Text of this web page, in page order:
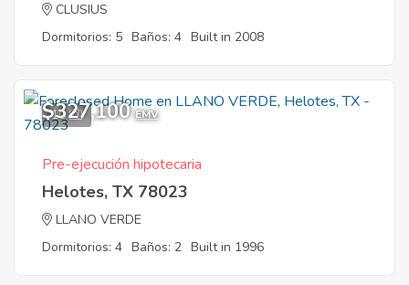
CLUSIUS
Dormitorios: 5 Baños: 4 Built in 2008
10
$327,100 EMV
Pre-ejecución hipotecaria
Helotes, TX 78023
LLANO VERDE
Dormitorios: 4 Baños: 2 Built in 1996